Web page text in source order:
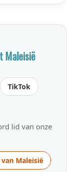
Maleisië
TikTok
lid van onze
Maleisië